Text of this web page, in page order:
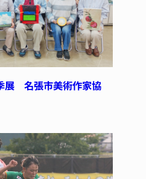
展 名張市美術作家協